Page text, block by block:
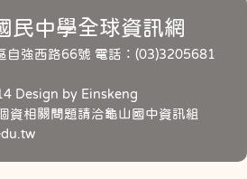
民中學全球資訊網
自強西路66號 電話：(03)3205681
Design by Einskeng
資相關問題請洽龜山國中資訊組